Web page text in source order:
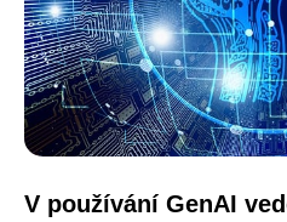
V používání GenAI